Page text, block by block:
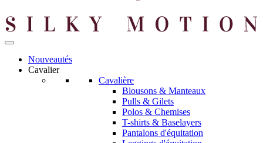
Nouveautés
Cavalier
Cavalière
Blousons & Manteaux
Pulls & Gilets
Polos & Chemises
T-shirts & Baselayers
Pantalons d'équitation